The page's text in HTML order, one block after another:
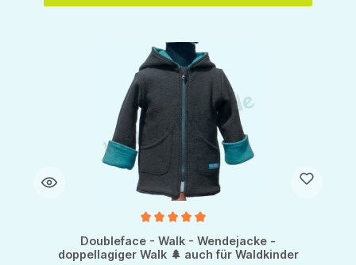
Doubleface - Walk - Wendejacke -
doppellagiger Walk 🌲 auch für Waldkinder